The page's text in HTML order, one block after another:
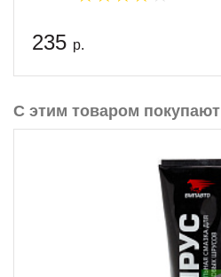
235 р.
С этим товаром покупают